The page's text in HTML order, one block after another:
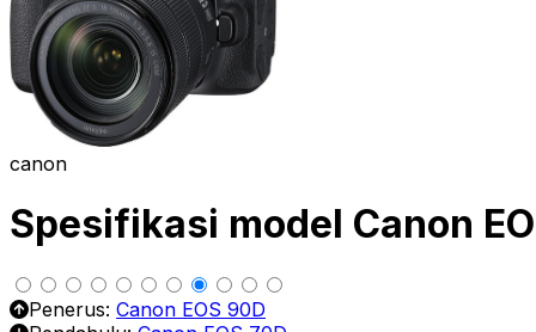
canon
Spesifikasi model Canon
Penerus: Canon EOS 90D